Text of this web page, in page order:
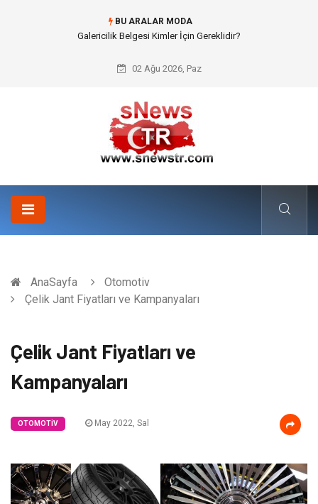
BU ARALAR MODA
Doküman Yönetimi ile Kurumsal Hafızanın Dijitalleşmesi
02 Ağu 2026, Paz
AnaSayfa
Otomotiv
Çelik Jant Fiyatları ve Kampanyaları
Çelik Jant Fiyatları ve
Kampanyaları
OTOMOTIV May 2022, Sal